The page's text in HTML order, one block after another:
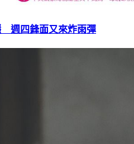
週四鋒面又來炸雨彈